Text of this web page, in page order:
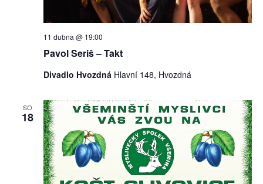
Pavol Seriš – Takt
11 dubna @ 19:00
Divadlo Hvozdná Hlavní 148, Hvozdná
SO
18